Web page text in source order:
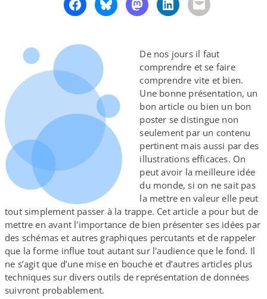
De nos jours il faut
comprendre et se faire
comprendre vite et bien.
Une bonne présentation, un
bon article ou bien un bon
poster se distingue non
seulement par un contenu
pertinent mais aussi par des
illustrations efficaces. On
peut avoir la meilleure idée
du monde, si on ne sait pas
la mettre en valeur elle peut
tout simplement passer à la trappe. Cet article a pour but de
mettre en avant l'importance de bien présenter ses idées par
des schémas et autres graphiques percutants et de rappeler
que la forme influe tout autant sur l'audience que le fond. Il
ne s’agit que d’une mise en bouche et d’autres articles plus
techniques sur divers outils de représentation de données
suivront probablement.